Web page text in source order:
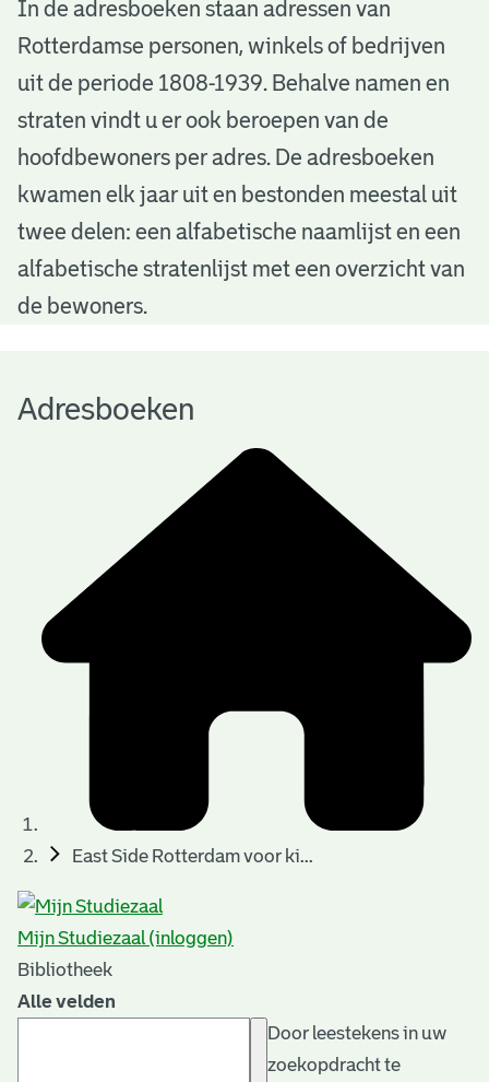
A
d
e
b
o
e
e
In de adresboeken staan adressen van
Rotterdamse personen, winkels of bedrijven
uit de periode 1808-1939. Behalve namen en
straten vindt u er ook beroepen van de
hoofdbewoners per adres. De adresboeken
kwamen elk jaar uit en bestonden meestal uit
twee delen: een alfabetische naamlijst en een
alfabetische stratenlijst met een overzicht van
de bewoners.
Adresboeken
East Side Rotterdam voor ki...
Mijn Studiezaal (inloggen)
Bibliotheek
Alle velden
Door leestekens in uw
zoekopdracht te